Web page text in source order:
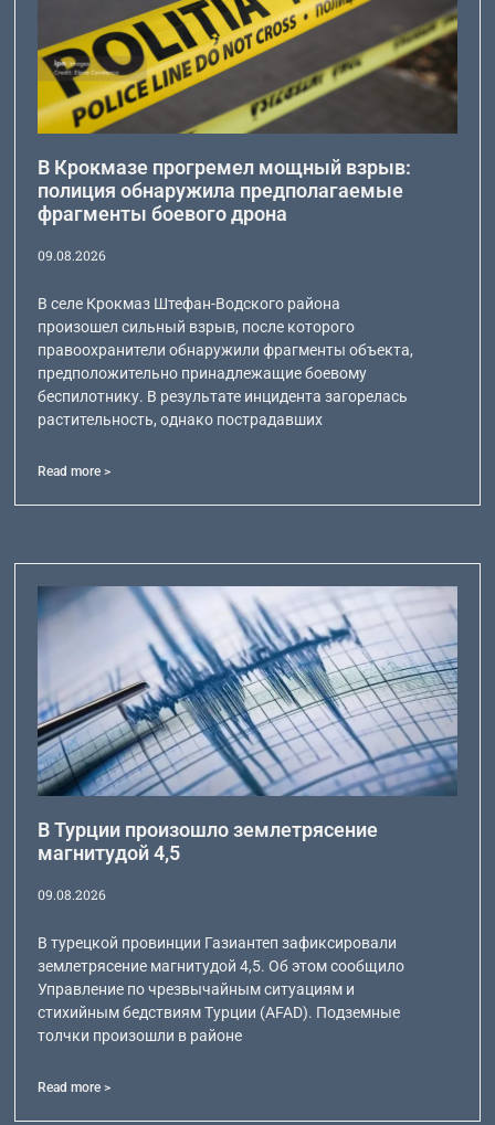
В Крокмазе прогремел мощный взрыв:
полиция обнаружила предполагаемые
фрагменты боевого дрона
09.08.2026
В селе Крокмаз Штефан-Водского района
произошел сильный взрыв, после которого
правоохранители обнаружили фрагменты объекта,
предположительно принадлежащие боевому
беспилотнику. В результате инцидента загорелась
растительность, однако пострадавших
Read more >
В Турции произошло землетрясение
магнитудой 4,5
09.08.2026
В турецкой провинции Газиантеп зафиксировали
землетрясение магнитудой 4,5. Об этом сообщило
Управление по чрезвычайным ситуациям и
стихийным бедствиям Турции (AFAD). Подземные
толчки произошли в районе
Read more >